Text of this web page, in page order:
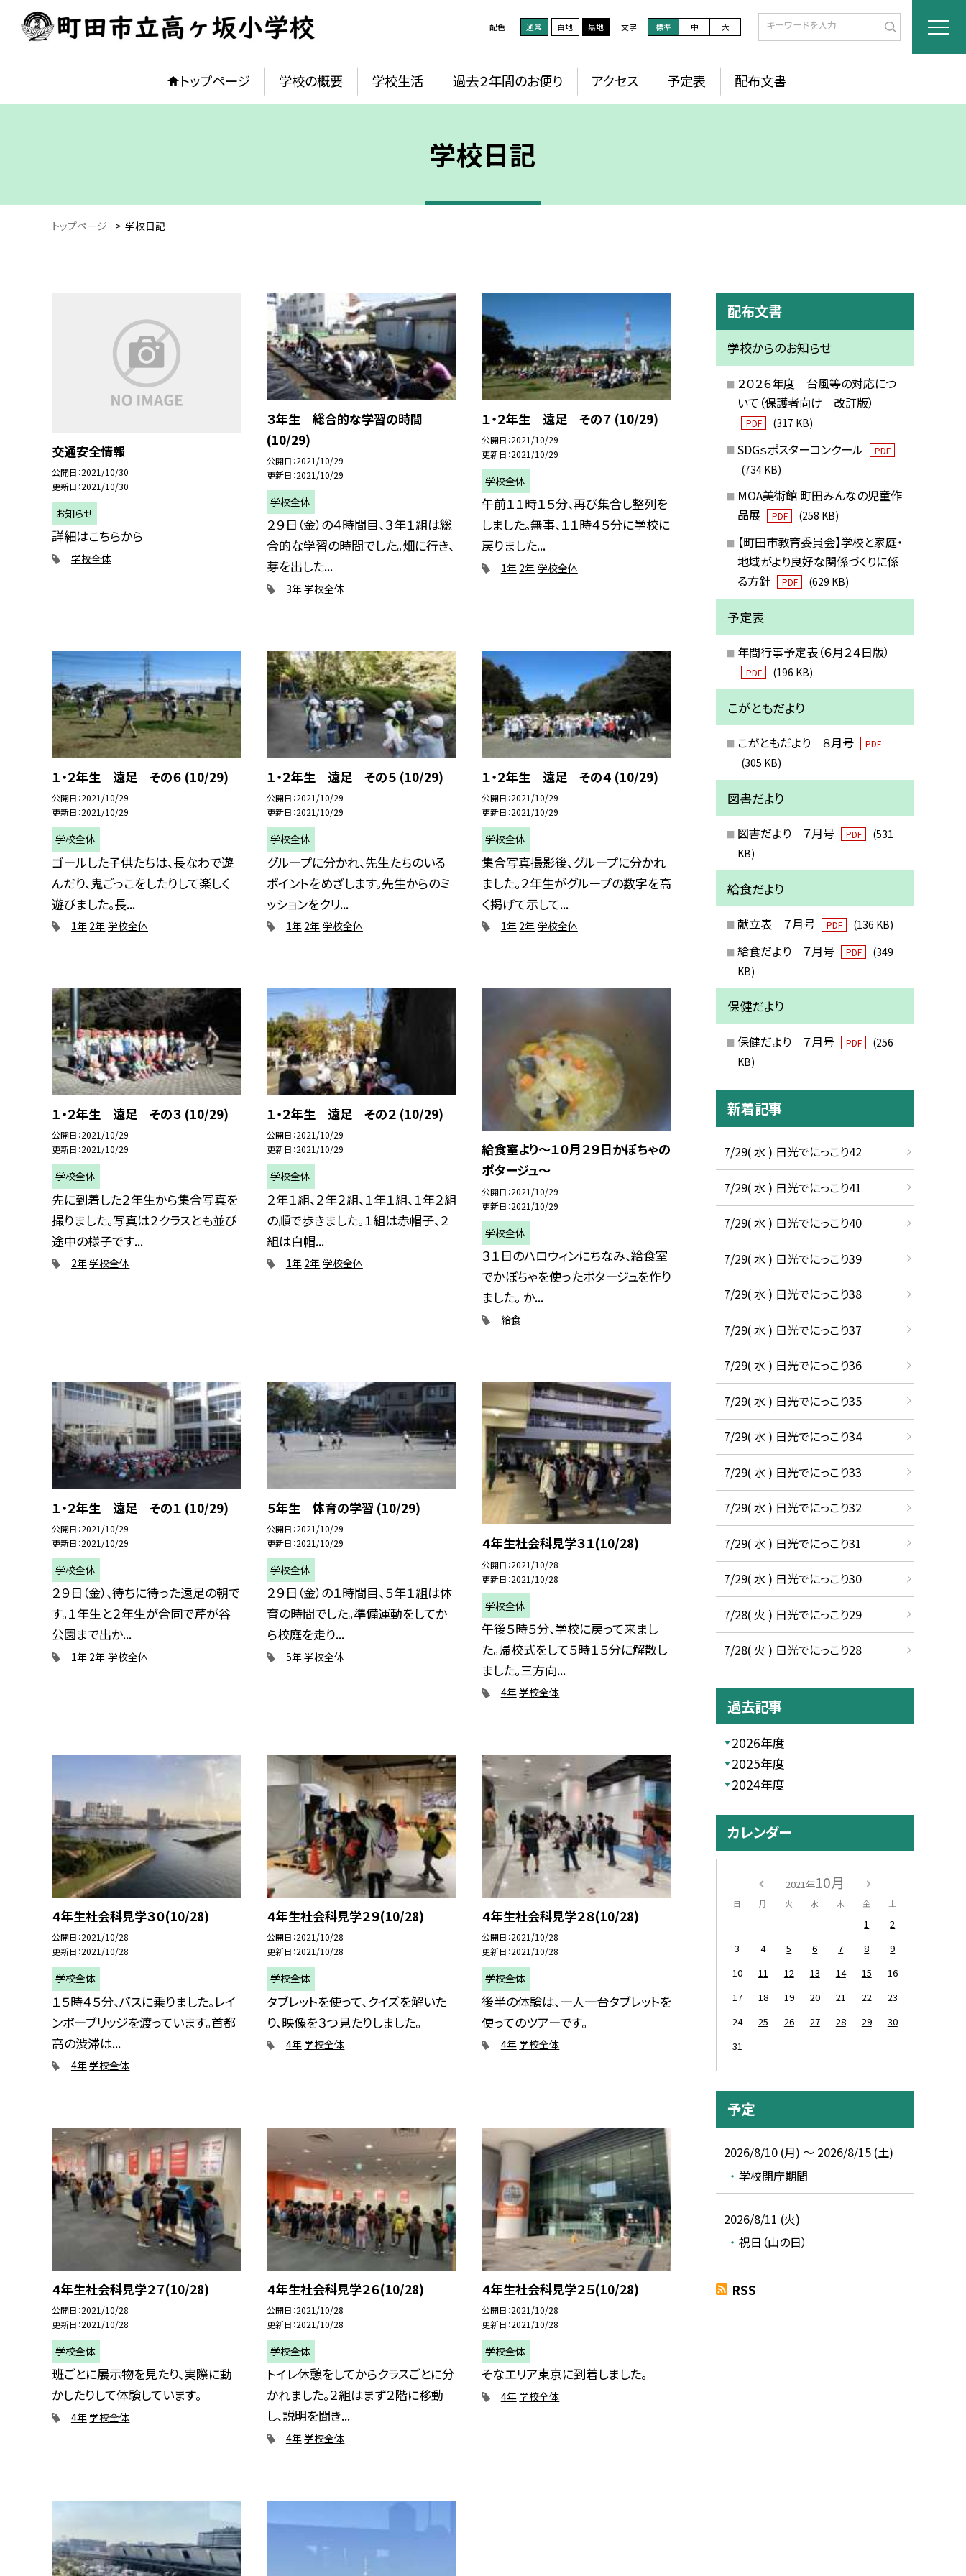
配色 通常 白地 黒地 文字 標準 中 大
トップページ 学校の概要 学校生活 過去２年間のお便り アクセス 予定表 配布文書
学校日記
トップページ > 学校日記
交通安全情報
公開日 2021/10/30
更新日 2021/10/30
お知らせ
詳細はこちらから
学校全体
３年生 総合的な学習の時間
(10/29)
公開日 2021/10/29
更新日 2021/10/29
学校全体
２９日（金）の４時間目、３年１組は総
合的な学習の時間でした。畑に行き、
芽を出した...
3年学校全体
１・２年生 遠足 その７ (10/29)
公開日 2021/10/29
更新日 2021/10/29
学校全体
午前１１時１５分、再び集合し整列を
しました。無事、１１時４５分に学校に
戻りました...
1年 2年 学校全体
１・２年生 遠足 その６ (10/29)
公開日 2021/10/29
更新日 2021/10/29
学校全体
ゴールした子供たちは、長なわで遊
んだり、鬼ごっこをしたりして楽しく
遊びました。長...
1年 2年 学校全体
１・２年生 遠足 その５ (10/29)
公開日 2021/10/29
更新日 2021/10/29
学校全体
グループに分かれ、先生たちのいる
ポイントをめざします。先生からのミ
ッションをクリ...
1年 2年 学校全体
１・２年生 遠足 その４ (10/29)
公開日 2021/10/29
更新日 2021/10/29
学校全体
集合写真撮影後、グループに分かれ
ました。２年生がグループの数字を高
く掲げて示して...
1年 2年 学校全体
１・２年生 遠足 その３ (10/29)
公開日 2021/10/29
更新日 2021/10/29
学校全体
先に到着した２年生から集合写真を
撮りました。写真は２クラスとも並び
途中の様子です...
2年学校全体
１・２年生 遠足 その２ (10/29)
公開日 2021/10/29
更新日 2021/10/29
学校全体
２年１組、２年２組、１年１組、１年２組
の順で歩きました。１組は赤帽子、２
組は白帽...
1年 2年 学校全体
給食室より〜１０月２９日かぼちゃの
ポタージュ〜
公開日 2021/10/29
更新日 2021/10/29
学校全体
３１日のハロウィンにちなみ、給食室
でかぼちゃを使ったポタージュを作り
ました。 か...
給食
１・２年生 遠足 その１ (10/29)
公開日 2021/10/29
更新日 2021/10/29
学校全体
２９日（金）、待ちに待った遠足の朝で
す。１年生と２年生が合同で芹が谷
公園まで出か...
1年 2年 学校全体
５年生 体育の学習 (10/29)
公開日 2021/10/29
更新日 2021/10/29
学校全体
２９日（金）の１時間目、５年１組は体
育の時間でした。準備運動をしてか
ら校庭を走り...
5年学校全体
４年生社会科見学３１(10/28)
公開日 2021/10/28
更新日 2021/10/28
学校全体
午後５時５分、学校に戻って来まし
た。帰校式をして５時１５分に解散し
ました。三方向...
4年学校全体
４年生社会科見学３０(10/28)
公開日 2021/10/28
更新日 2021/10/28
学校全体
１５時４５分、バスに乗りました。レイ
ンボーブリッジを渡っています。首都
高の渋滞は...
4年学校全体
４年生社会科見学２９(10/28)
公開日 2021/10/28
更新日 2021/10/28
学校全体
タブレットを使って、クイズを解いた
り、映像を３つ見たりしました。
4年学校全体
４年生社会科見学２８(10/28)
公開日 2021/10/28
更新日 2021/10/28
学校全体
後半の体験は、一人一台タブレットを
使ってのツアーです。
4年学校全体
４年生社会科見学２７(10/28)
公開日 2021/10/28
更新日 2021/10/28
学校全体
班ごとに展示物を見たり、実際に動
かしたりして体験しています。
4年学校全体
４年生社会科見学２６(10/28)
公開日 2021/10/28
更新日 2021/10/28
学校全体
トイレ休憩をしてからクラスごとに分
かれました。２組はまず２階に移動
し、説明を聞き...
4年学校全体
４年生社会科見学２５(10/28)
公開日 2021/10/28
更新日 2021/10/28
学校全体
そなエリア東京に到着しました。
4年学校全体
配布文書
学校からのお知らせ
２０２６年度 台風等の対応につ
いて（保護者向け 改訂版）
PDF (317 KB)
SDGｓポスターコンクール PDF
(734 KB)
MOA美術館 町田みんなの児童作
品展
PDF (258 KB)
【町田市教育委員会】学校と家庭・
地域がより良好な関係づくりに係
る方針
PDF (629 KB)
予定表
年間行事予定表（６月２４日版）
PDF (196 KB)
こがともだより
こがともだより ８月号 PDF
(305 KB)
図書だより
図書だより ７月号 PDF
(531
KB)
給食だより
献立表 ７月号 PDF (136 KB)
給食だより ７月号 PDF
(349
KB)
保健だより
保健だより ７月号 PDF
(256
KB)
新着記事
7/29( 水 ) 日光でにっこり42
7/29( 水 ) 日光でにっこり41
7/29( 水 ) 日光でにっこり40
7/29( 水 ) 日光でにっこり39
7/29( 水 ) 日光でにっこり38
7/29( 水 ) 日光でにっこり37
7/29( 水 ) 日光でにっこり36
7/29( 水 ) 日光でにっこり35
7/29( 水 ) 日光でにっこり34
7/29( 水 ) 日光でにっこり33
7/29( 水 ) 日光でにっこり32
7/29( 水 ) 日光でにっこり31
7/29( 水 ) 日光でにっこり30
7/28( 火 ) 日光でにっこり29
7/28( 火 ) 日光でにっこり28
過去記事
2026年度
2025年度
2024年度
カレンダー
2021年10月
日 月 火 水 木 金 土
1
2
3
4 5 6 7 8
9
10
11 12 13 14 15
16
17
18 19 20 21 22
23
24
25 26 27 28 29
30
31
予定
2026/8/10 (月) ～ 2026/8/15 (土)
学校閉庁期間
2026/8/11 (火)
祝日（山の日）
RSS